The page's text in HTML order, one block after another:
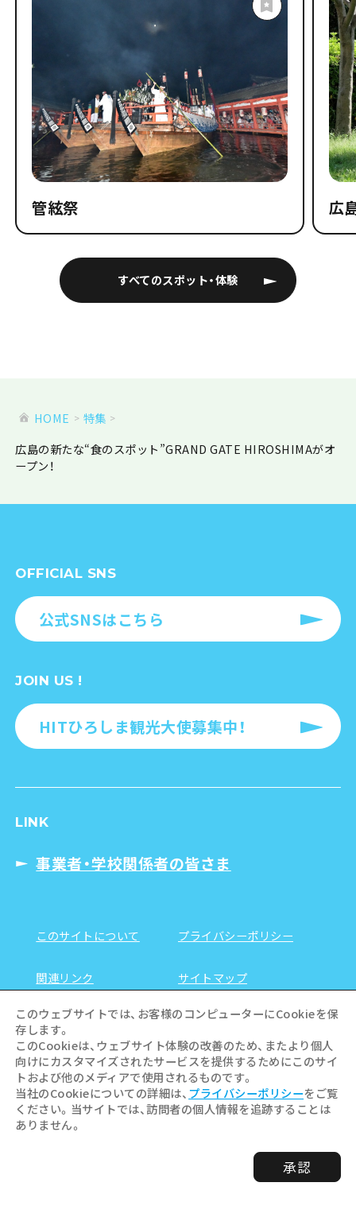
すべてのスポット・体験
管絃祭 広
HOME
特集
広島の新たな“食のスポット”GRAND GATE HIROSHIMAがオ
ープン！
OFFICIAL SNS
公式SNSはこちら
JOIN US !
HITひろしま観光大使募集中！
LINK
事業者・学校関係者の皆さま
このサイトについて プライバシーポリシー
関連リンク サイトマップ
お問い合わせ
このウェブサイトでは、お客様のコンピューターにCookieを保
存します。
このCookieは、ウェブサイト体験の改善のため、またより個人
向けにカスタマイズされたサービスを提供するためにこのサイ
トおよび他のメディアで使用されるものです。
当社のCookieについての詳細は、 プライバシーポリシーをご覧
ください。当サイトでは、訪問者の個人情報を追跡することは
ありません。
承認